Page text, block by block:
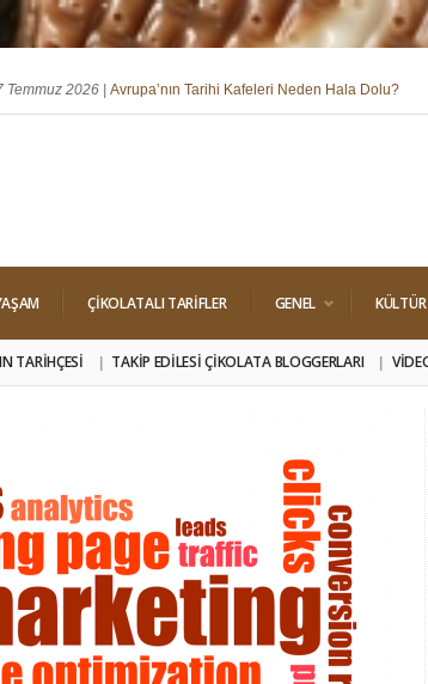
2026 |Avrupa’nın Tarihi Kafeleri Neden Hala Dolu?
29 Nisan 2026 |Dört Klasik Dolgu: Pralin, Ganaj, Krokant ve Trüf
ÇIKOLATALI TARIFLER GENEL
TARIHÇESI TAKIP EDILESI ÇIKOLATA BLOGGERLARI